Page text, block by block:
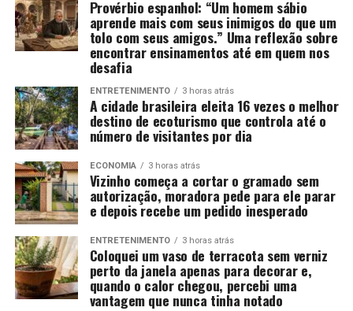
Provérbio espanhol: “Um homem sábio
aprende mais com seus inimigos do que um
tolo com seus amigos.” Uma reflexão sobre
encontrar ensinamentos até em quem nos
desafia
ENTRETENIMENTO 3 horas atrás
A cidade brasileira eleita 16 vezes o melhor
destino de ecoturismo que controla até o
número de visitantes por dia
ECONOMIA 3 horas atrás
Vizinho começa a cortar o gramado sem
autorização, moradora pede para ele parar
e depois recebe um pedido inesperado
ENTRETENIMENTO 3 horas atrás
Coloquei um vaso de terracota sem verniz
perto da janela apenas para decorar e,
quando o calor chegou, percebi uma
vantagem que nunca tinha notado